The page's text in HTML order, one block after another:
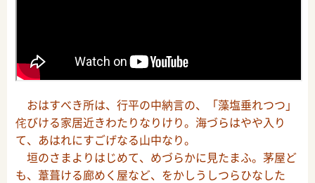
おはすべき所は、行平の中納言の、「藻塩垂れつつ」
侘びける家居近きわたりなりけり。海づらはやや入り
て、あはれにすごげなる山中なり。
垣のさまよりはじめて、めづらかに見たまふ。茅屋ど
も、葦葺ける廊めく屋など、をかしうしつらひなした